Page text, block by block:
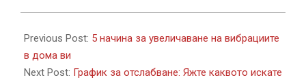
08-
20
Previous Post: 5 начина за увеличаване на вибрациите
в дома ви
Next Post: График за отслабване: Яжте каквото искате